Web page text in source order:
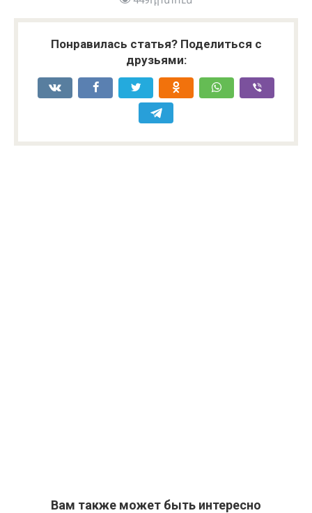
Понравилась статья? Поделиться с
друзьями:
Вам также может быть интересно